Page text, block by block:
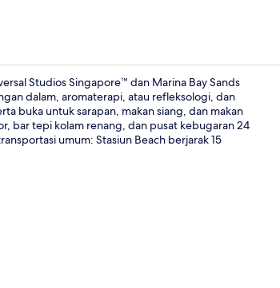
Seprai
Studios Singapore™ dan Marina Bay Sands
dalam, aromaterapi, atau refleksologi, dan
buka untuk sarapan, makan siang, dan makan
bar tepi kolam renang, dan pusat kebugaran 24
umum: Stasiun Beach berjarak 15